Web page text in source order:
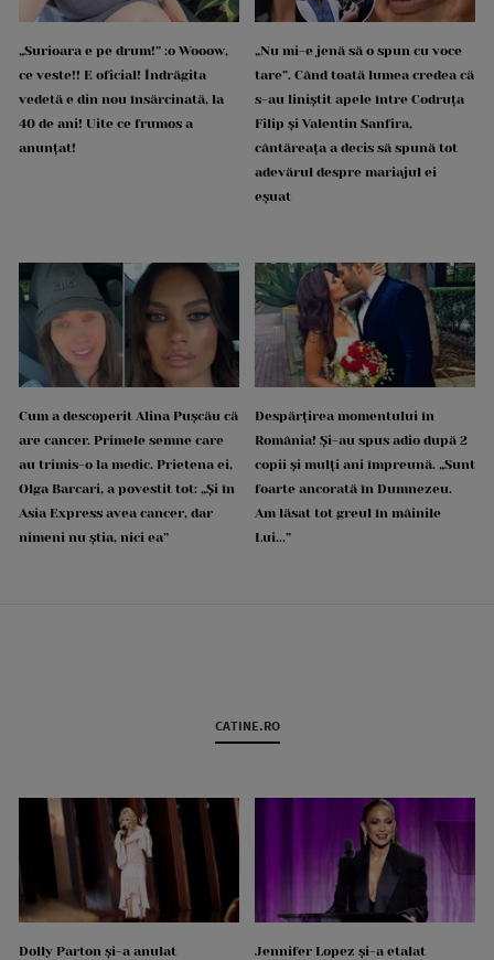
„Surioara e pe drum!” :o Wooow,
ce veste!! E oficial! Îndrăgita
vedetă e din nou însărcinată, la
40 de ani! Uite ce frumos a
anunțat!
„Nu mi-e jenă să o spun cu voce
tare”. Când toată lumea credea că
s-au liniștit apele între Codruța
Filip și Valentin Sanfira,
cântăreața a decis să spună tot
adevărul despre mariajul ei
eșuat
Cum a descoperit Alina Pușcău că
are cancer. Primele semne care
au trimis-o la medic. Prietena ei,
Olga Barcari, a povestit tot: „Și în
Asia Express avea cancer, dar
nimeni nu știa, nici ea”
Despărțirea momentului în
România! Și-au spus adio după 2
copii și mulți ani împreună. „Sunt
foarte ancorată în Dumnezeu.
Am lăsat tot greul în mâinile
Lui...”
CATINE.RO
Dolly Parton și-a anulat
Jennifer Lopez și-a etalat